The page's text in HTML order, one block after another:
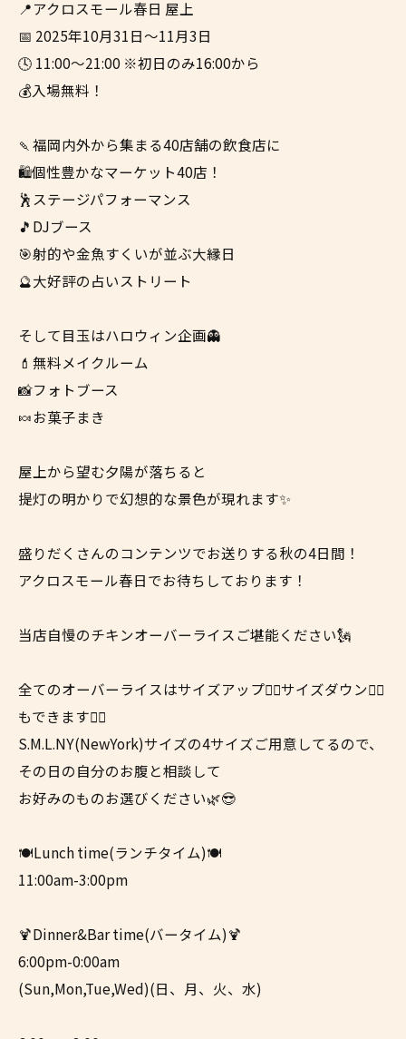
📍アクロスモール春日 屋上
📅 2025年10月31日〜11月3日
🕓 11:00〜21:00 ※初日のみ16:00から
💰入場無料！
🍡福岡内外から集まる40店舗の飲食店に
🛍個性豊かなマーケット40店！
🕺ステージパフォーマンス
🎵DJブース
🎯射的や金魚すくいが並ぶ大縁日
🔮大好評の占いストリート
そして目玉はハロウィン企画👻
💄無料メイクルーム
📸フォトブース
🍬お菓子まき
屋上から望む夕陽が落ちると
提灯の明かりで幻想的な景色が現れます✨
盛りだくさんのコンテンツでお送りする秋の4日間！
アクロスモール春日でお待ちしております！
当店自慢のチキンオーバーライスご堪能ください🗽
全てのオーバーライスはサイズアップ☝🏼サイズダウン👇🏼
もできます👍🏼
S.M.L.NY(NewYork)サイズの4サイズご用意してるので、
その日の自分のお腹と相談して
お好みのものお選びください🌿😎
🍽Lunch time(ランチタイム)🍽
11:00am-3:00pm
🍹Dinner&Bar time(バータイム)🍹
6:00pm-0:00am
(Sun,Mon,Tue,Wed)(日、月、火、水)